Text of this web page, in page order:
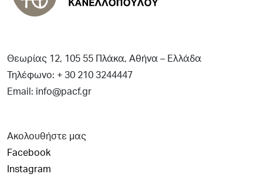
Θεωρίας 12, 105 55 Πλάκα, Αθήνα – Ελλάδα
Τηλέφωνο: + 30 210 3244447
Email: info@pacf.gr
Ακολουθήστε μας
Facebook
Instagram